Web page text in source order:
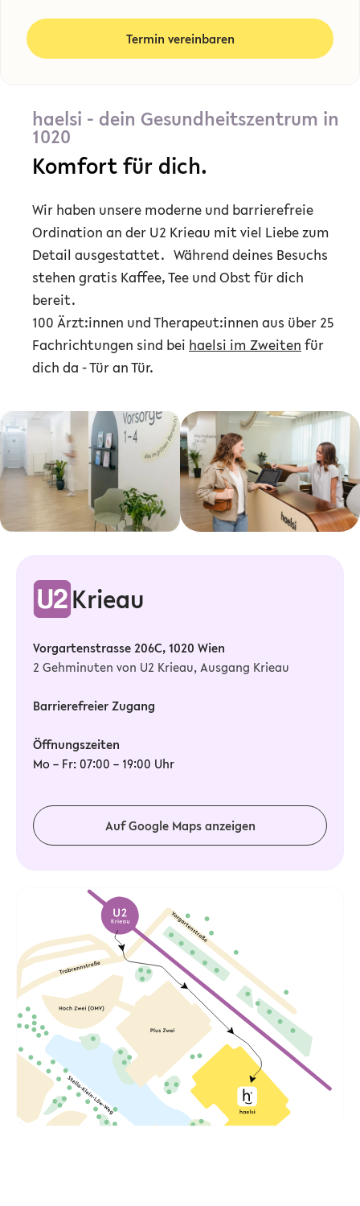
Termin vereinbaren
haelsi - dein Gesundheitszentrum in
1020
Komfortfür dich.
Wir haben unsere moderne und barrierefreie
Ordination an der U2 Krieau mit viel Liebe zum
Detail ausgestattet. Während deines Besuchs
stehen gratis Kaffee, Tee und Obst für dich
bereit.
100 Ärzt:innen und Therapeut:innen aus über 25
Fachrichtungen sind bei haelsi im Zweiten für
dich da - Tür an Tür.
Krieau
Vorgartenstrasse 206C, 1020 Wien
2 Gehminuten von U2 Krieau, Ausgang Krieau
Barrierefreier Zugang
Öffnungszeiten
Mo – Fr: 07:00 – 19:00 Uhr
Auf Google Maps anzeigen